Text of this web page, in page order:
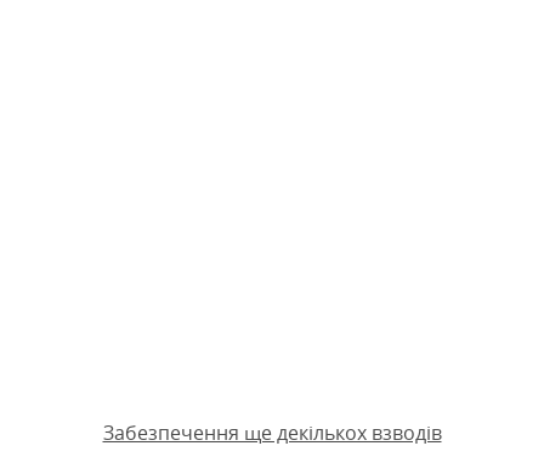
Забезпечення ще декількох взводів